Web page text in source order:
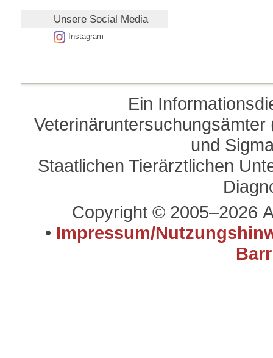
Unsere Social Media
Instagram
Ein
und
Staatlichen Tierärztlichen
Copyright © 2005–2026
• Impressum/